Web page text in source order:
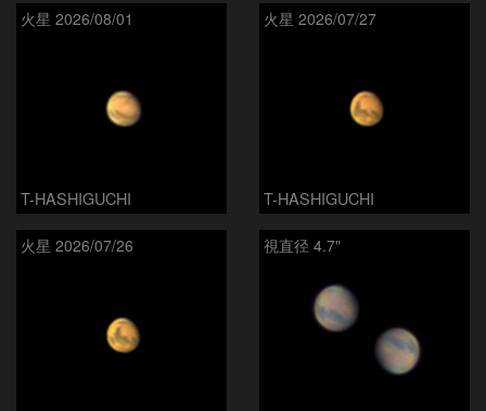
火星 2026/08/01
T-HASHIGUCHI
火星 2026/07/27
T-HASHIGUCHI
火星 2026/07/26 視直径 4.7"